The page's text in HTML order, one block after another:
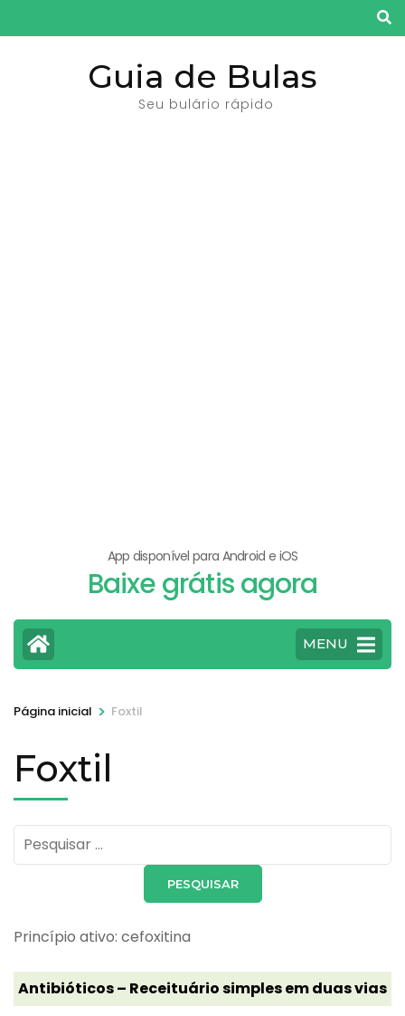
para
Guia de Bulas
Seu bulário rápido
App disponível para Android e iOS
Baixe grátis agora
MENU
Página inicial > Foxtil
Foxtil
Pesquisar
por:
Princípio ativo: cefoxitina
Antibióticos – Receituário simples em duas vias